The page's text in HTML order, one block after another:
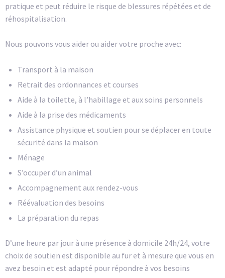
pratique et peut réduire le risque de blessures répétées et de
réhospitalisation.
Nous pouvons vous aider ou aider votre proche avec:
Transport à la maison
Retrait des ordonnances et courses
Aide à la toilette, à l’habillage et aux soins personnels
Aide à la prise des médicaments
Assistance physique et soutien pour se déplacer en toute
sécurité dans la maison
Ménage
S’occuper d’un animal
Accompagnement aux rendez-vous
Réévaluation des besoins
La préparation du repas
D’une heure par jour à une présence à domicile 24h/24, votre
choix de soutien est disponible au fur et à mesure que vous en
avez besoin et est adapté pour répondre à vos besoins